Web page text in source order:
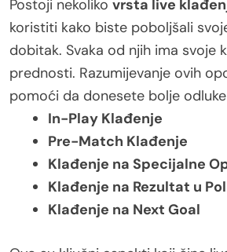
Postoji nekoliko vrsta live
koristiti kako biste poboljšali
dobitak. Svaka od njih ima svoje
prednosti. Razumijevanje ovih
pomoći da donesete bolje
In-Play Klađenje
Pre-Match Klađenje
Klađenje na Specijalne
Klađenje na Rezultat u
Klađenje na Next Goal